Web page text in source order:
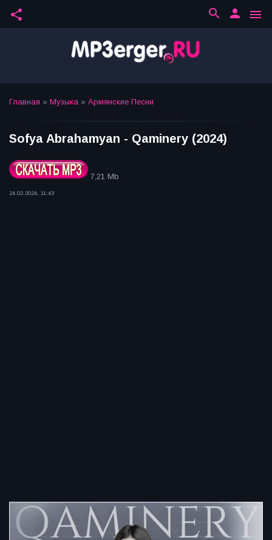
share menu
person
search
Главная » Музыка » Армянские Песни
Sofya Abrahamyan - Qaminery (2024)
7,21 Mb
24.02.2024, 11:43